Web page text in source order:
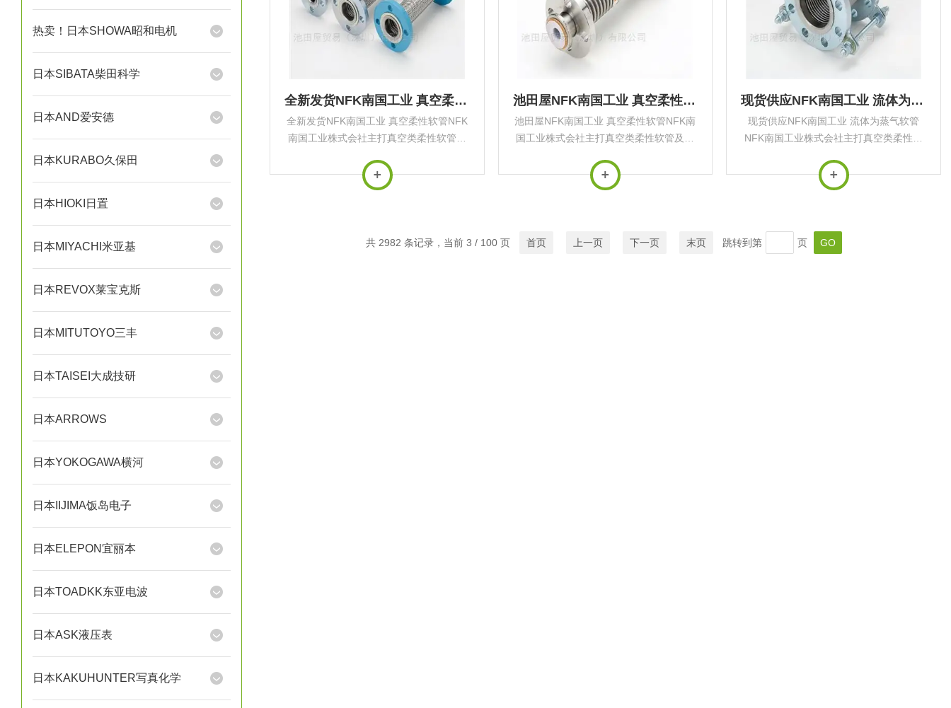
热卖！日本SHOWA昭和电机
日本SIBATA柴田科学
日本AND爱安德
日本KURABO久保田
日本HIOKI日置
日本MIYACHI米亚基
日本REVOX莱宝克斯
日本MITUTOYO三丰
日本TAISEI大成技研
日本ARROWS
日本YOKOGAWA横河
日本IIJIMA饭岛电子
日本ELEPON宜丽本
日本TOADKK东亚电波
日本ASK液压表
日本KAKUHUNTER写真化学
全新发货NFK南国工业 真空柔性软管
全新发货NFK南国工业 真空柔性软管NFK
南国工业株式会社主打真空类柔性软管及
性软管用途‌：用于真空管路的误差调整、
横向位移吸收、振动缓解以及角度偏转补
池田屋NFK南国工业 真空柔性软管
池田屋NFK南国工业 真空柔性软管NFK南
国工业株式会社主打真空类柔性软管及真
软管用途‌：用于真空管路的误差调整、横
向位移吸收、振动缓解以及角度偏转补
现货供应NFK南国工业 流体为蒸气软管
现货供应NFK南国工业 流体为蒸气软管
NFK南国工业株式会社主打真空类柔性软
兰柔性软管用途‌：用于真空管路的误差调
整、横向位移吸收、振动缓解以及角度偏
共 2982 条记录，当前 3 / 100 页 首页 上一页 下一页 末页 跳转到第 页